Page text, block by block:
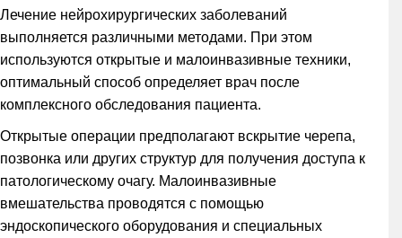
Лечение нейрохирургических заболеваний
выполняется различными методами. При этом
используются открытые и малоинвазивные техники,
оптимальный способ определяет врач после
комплексного обследования пациента.
Открытые операции предполагают вскрытие черепа,
позвонка или других структур для получения доступа к
патологическому очагу. Малоинвазивные
вмешательства проводятся с помощью
эндоскопического оборудования и специальных